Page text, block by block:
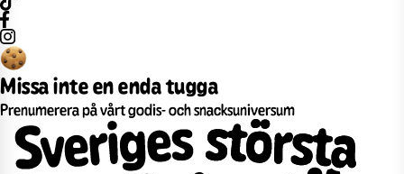
Missa inte en enda tugga
Prenumerera på vårt godis- och snacksuniversum